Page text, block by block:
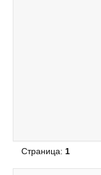
Страница: 1